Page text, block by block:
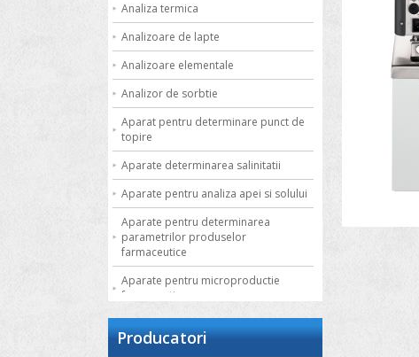
Analiza termica
Analizoare de lapte
Analizoare elementale
Analizor de sorbtie
Aparat pentru determinare punct de
topire
Aparate determinarea salinitatii
Aparate pentru analiza apei si solului
Aparate pentru determinarea
parametrilor produselor
farmaceutice
Aparate pentru microproductie
farmaceutica
Producatori